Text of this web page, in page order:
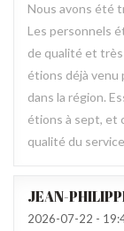
Nous avons été
Les personnels
de qualité et très
étions déjà venu
dans la région.
étions à sept, et
qualité du
JEAN-
2026-07-22 -